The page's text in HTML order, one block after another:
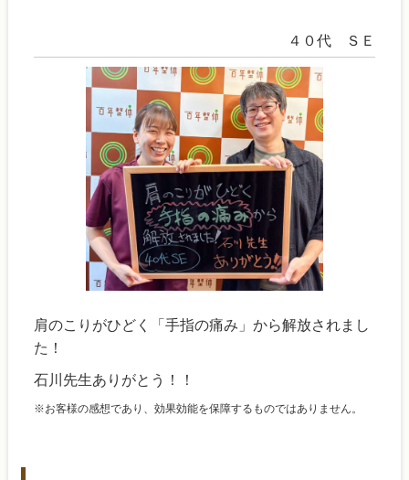
４０代 ＳＥ
肩のこりがひどく「手指の痛み」から解放されまし
た！
石川先生ありがとう！！
※お客様の感想であり、効果効能を保障するものではありません。